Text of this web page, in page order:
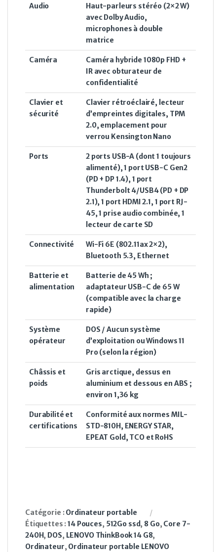
Audio
Haut-parleurs stéréo (2×2 W)
avec Dolby Audio,
microphones à double
matrice
Caméra
Caméra hybride 1080p FHD +
IR avec obturateur de
confidentialité
Clavier et
sécurité
Clavier rétroéclairé, lecteur
d’empreintes digitales, TPM
2.0, emplacement pour
verrou Kensington Nano
Ports
2 ports USB-A (dont 1 toujours
alimenté), 1 port USB-C Gen2
(PD + DP 1.4), 1 port
Thunderbolt 4/USB4 (PD + DP
2.1), 1 port HDMI 2.1, 1 port RJ-
45, 1 prise audio combinée, 1
lecteur de carte SD
Connectivité
Wi-Fi 6E (802.11ax 2×2),
Bluetooth 5.3, Ethernet
Batterie et
alimentation
Batterie de 45 Wh ;
adaptateur USB-C de 65 W
(compatible avec la charge
rapide)
Système
opérateur
DOS / Aucun système
d’exploitation ou Windows 11
Pro (selon la région)
Châssis et
poids
Gris arctique, dessus en
aluminium et dessous en ABS ;
environ 1,36 kg
Durabilité et
certifications
Conformité aux normes MIL-
STD-810H, ENERGY STAR,
EPEAT Gold, TCO et RoHS
Catégorie :Ordinateur portable
Étiquettes :14 Pouces, 512Go ssd, 8 Go, Core 7-
240H, DOS, LENOVO ThinkBook 14 G8,
Ordinateur, Ordinateur portable LENOVO